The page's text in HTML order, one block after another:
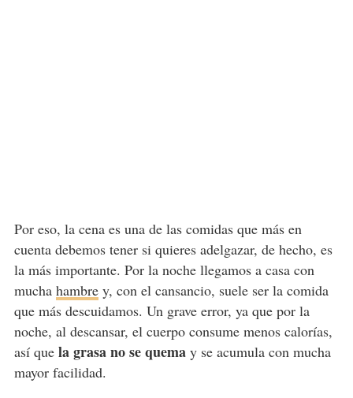
Por eso, la cena es una de las comidas que más en
cuenta debemos tener si quieres adelgazar, de hecho, es
la más importante. Por la noche llegamos a casa con
mucha hambrey, con el cansancio, suele ser la comida
que más descuidamos. Un grave error, ya que por la
noche, al descansar, el cuerpo consume menos calorías,
así quela grasa no se quemay se acumula con mucha
mayor facilidad.